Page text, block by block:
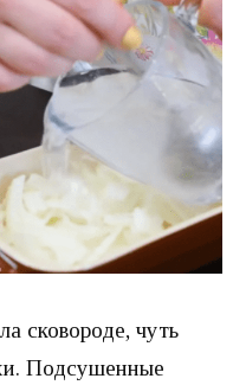
сковороде, чуть
Подсушенные